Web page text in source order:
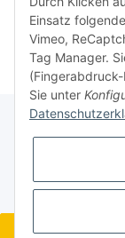
Inserts .
Gesetzliche
Widerrufsbutton
Einsatz
Vimeo,
Tag Manager.
Sie unter